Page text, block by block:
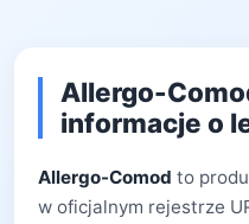
Allergo-
informacje o
Allergo-Comod to
w oficjalnym rejestrze